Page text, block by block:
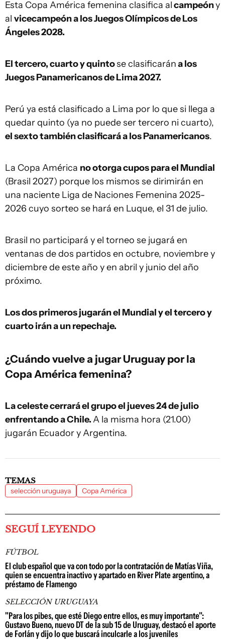
Esta Copa América femenina clasifica alcampeóny
al vicecampeóna los Juegos Olímpicos de Los
Ángeles 2028.
El tercero, cuarto y quintose clasificarána los
Juegos Panamericanos de Lima 2027.
Perú ya está clasificado a Lima por lo que si llega a
quedar quinto (ya no puede ser tercero ni cuarto),
el sexto también clasificará a los Panamericanos.
La Copa América no otorga cupos para el Mundial
(Brasil 2027) porque los mismos se dirimirán en
una naciente Liga de Naciones Femenina 2025-
2026 cuyo sorteo se hará en Luque, el 31 de julio.
Brasil no participará y el torneo se jugará en
ventanas de dos partidos en octubre, noviembre y
diciembre de este año y en abril y junio del año
próximo.
Los dos primeros jugarán el Mundial y el tercero y
cuarto irán a un repechaje.
¿Cuándo vuelve a jugar Uruguay por la
Copa América femenina?
La celeste cerrará el grupo el jueves 24 de julio
enfrentando a Chile.A la misma hora (21.00)
jugarán Ecuador y Argentina.
TEMAS
selección uruguaya Copa América
SEGUÍ LEYENDO
FÚTBOL
El club español que va con todo por la contratación de Matías Viña,
quien se encuentra inactivo y apartado en River Plate argentino, a
préstamo de Flamengo
SELECCIÓN URUGUAYA
"Para los pibes, que esté Diego entre ellos, es muy importante":
Gustavo Bueno, nuevo DT de la sub 15 de Uruguay, destacó el aporte
de Forlán y dijo lo que buscará inculcarle a los juveniles